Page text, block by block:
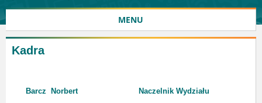
MENU
Kadra
Barcz Norbert Naczelnik Wydziału